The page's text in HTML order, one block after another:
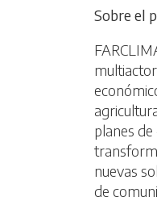
Sobre el
planes
nuevas
de